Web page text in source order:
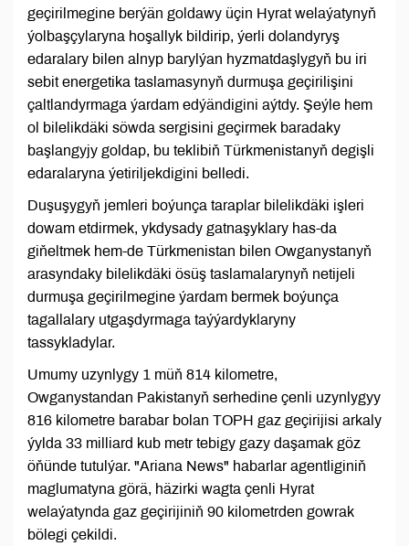
geçirilmegine berýän goldawy üçin Hyrat welaýatynyň
ýolbaşçylaryna hoşallyk bildirip, ýerli dolandyryş
edaralary bilen alnyp barylýan hyzmatdaşlygyň bu iri
sebit energetika taslamasynyň durmuşa geçirilişini
çaltlandyrmaga ýardam edýändigini aýtdy. Şeýle hem
ol bilelikdäki söwda sergisini geçirmek baradaky
başlangyjy goldap, bu teklibiň Türkmenistanyň degişli
edaralaryna ýetiriljekdigini belledi.
Duşuşygyň jemleri boýunça taraplar bilelikdäki işleri
dowam etdirmek, ykdysady gatnaşyklary has-da
giňeltmek hem-de Türkmenistan bilen Owganystanyň
arasyndaky bilelikdäki ösüş taslamalarynyň netijeli
durmuşa geçirilmegine ýardam bermek boýunça
tagallalary utgaşdyrmaga taýýardyklaryny
tassykladylar.
Umumy uzynlygy 1 müň 814 kilometre,
Owganystandan Pakistanyň serhedine çenli uzynlygyy
816 kilometre barabar bolan TOPH gaz geçirijisi arkaly
ýylda 33 milliard kub metr tebigy gazy daşamak göz
öňünde tutulýar. "Ariana News" habarlar agentliginiň
maglumatyna görä, häzirki wagta çenli Hyrat
welaýatynda gaz geçirijiniň 90 kilometrden gowrak
bölegi çekildi.